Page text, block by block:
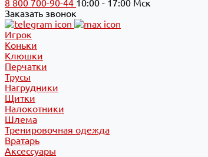
8 800 700-90-44 10:00 - 17:00 Мск
Заказать звонок
Игрок
Коньки
Клюшки
Перчатки
Трусы
Нагрудники
Щитки
Налокотники
Шлема
Тренировочная одежда
Вратарь
Аксессуары